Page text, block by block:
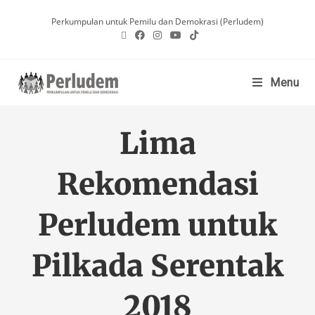
Perkumpulan untuk Pemilu dan Demokrasi (Perludem)
Menu
Lima
Rekomendasi
Perludem untuk
Pilkada Serentak
2018